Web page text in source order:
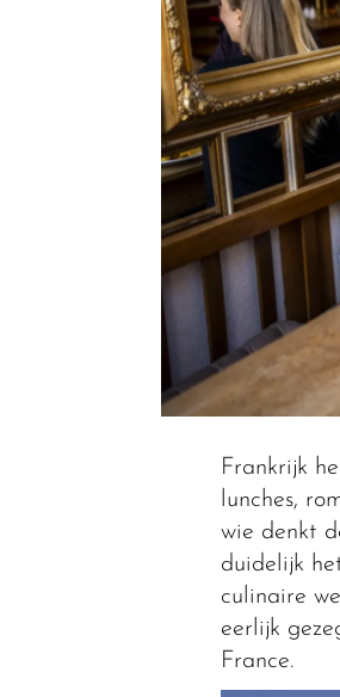
Frankrijk
lunches,
wie denkt
duidelijk
culinaire
eerlijk
France.